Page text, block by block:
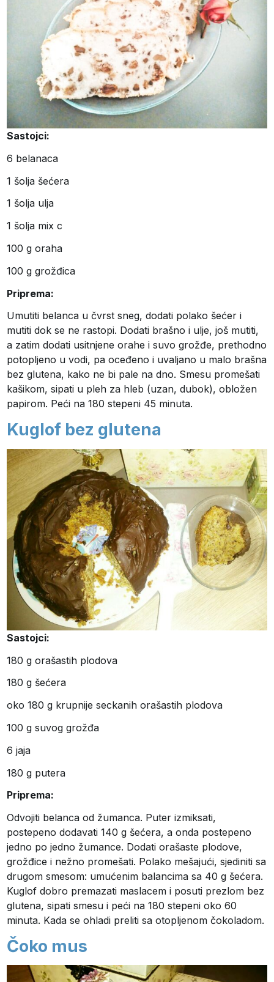
Sastojci:
6 belanaca
1 šolja šećera
1 šolja ulja
1 šolja mix c
100 g oraha
100 g grožđica
Priprema:
Umutiti belanca u čvrst sneg, dodati polako šećer i
mutiti dok se ne rastopi. Dodati brašno i ulje, još mutiti,
a zatim dodati usitnjene orahe i suvo grožđe, prethodno
potopljeno u vodi, pa oceđeno i uvaljano u malo brašna
bez glutena, kako ne bi pale na dno. Smesu promešati
kašikom, sipati u pleh za hleb (uzan, dubok), obložen
papirom. Peći na 180 stepeni 45 minuta.
Kuglof bez glutena
Sastojci:
180 g orašastih plodova
180 g šećera
oko 180 g krupnije seckanih orašastih plodova
100 g suvog grožđa
6 jaja
180 g putera
Priprema:
Odvojiti belanca od žumanca. Puter izmiksati,
postepeno dodavati 140 g šećera, a onda postepeno
jedno po jedno žumance. Dodati orašaste plodove,
grožđice i nežno promešati. Polako mešajući, sjediniti sa
drugom smesom: umućenim balancima sa 40 g šećera.
Kuglof dobro premazati maslacem i posuti prezlom bez
glutena, sipati smesu i peći na 180 stepeni oko 60
minuta. Kada se ohladi preliti sa otopljenom čokoladom.
Čoko mus